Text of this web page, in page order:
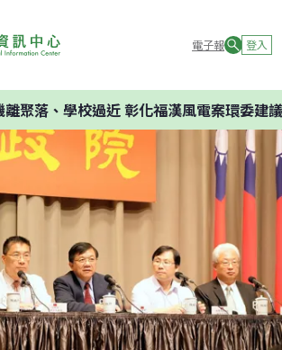
電子報 登入
、學校過近 彰化福漢風電案環委建議不應